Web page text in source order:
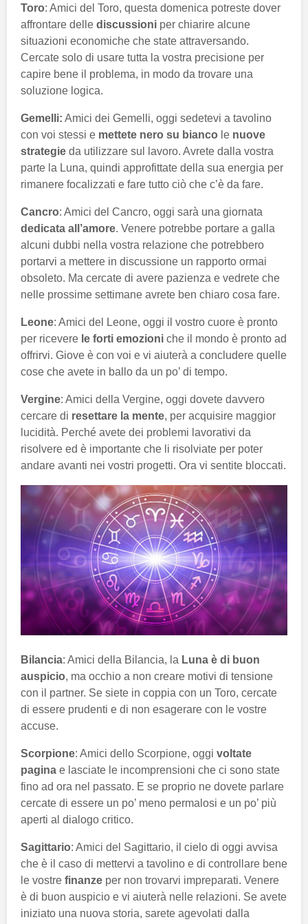
Toro: Amici del Toro, questa domenica potreste dover
affrontare delle discussioni per chiarire alcune
situazioni economiche che state attraversando.
Cercate solo di usare tutta la vostra precisione per
capire bene il problema, in modo da trovare una
soluzione logica.
Gemelli: Amici dei Gemelli, oggi sedetevi a tavolino
con voi stessi e mettete nero su bianco le nuove
strategie da utilizzare sul lavoro. Avrete dalla vostra
parte la Luna, quindi approfittate della sua energia per
rimanere focalizzati e fare tutto ciò che c’è da fare.
Cancro: Amici del Cancro, oggi sarà una giornata
dedicata all’amore. Venere potrebbe portare a galla
alcuni dubbi nella vostra relazione che potrebbero
portarvi a mettere in discussione un rapporto ormai
obsoleto. Ma cercate di avere pazienza e vedrete che
nelle prossime settimane avrete ben chiaro cosa fare.
Leone: Amici del Leone, oggi il vostro cuore è pronto
per ricevere le forti emozioni che il mondo è pronto ad
offrirvi. Giove è con voi e vi aiuterà a concludere quelle
cose che avete in ballo da un po’ di tempo.
Vergine: Amici della Vergine, oggi dovete davvero
cercare di resettare la mente, per acquisire maggior
lucidità. Perché avete dei problemi lavorativi da
risolvere ed è importante che li risolviate per poter
andare avanti nei vostri progetti. Ora vi sentite bloccati.
Bilancia: Amici della Bilancia, la Luna è di buon
auspicio, ma occhio a non creare motivi di tensione
con il partner. Se siete in coppia con un Toro, cercate
di essere prudenti e di non esagerare con le vostre
accuse.
Scorpione: Amici dello Scorpione, oggi voltate
pagina e lasciate le incomprensioni che ci sono state
fino ad ora nel passato. E se proprio ne dovete parlare
cercate di essere un po’ meno permalosi e un po’ più
aperti al dialogo critico.
Sagittario: Amici del Sagittario, il cielo di oggi avvisa
che è il caso di mettervi a tavolino e di controllare bene
le vostre finanze per non trovarvi impreparati. Venere
è di buon auspicio e vi aiuterà nelle relazioni. Se avete
iniziato una nuova storia, sarete agevolati dalla